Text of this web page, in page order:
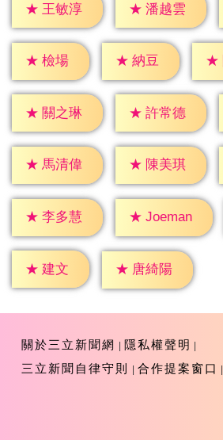
★ 王敏淳 ★ 潘越雲
★ 檢場 ★ 納豆 ★
★ 關之琳 ★ 許常德
★ 馬清偉 ★ 陳美琪
★ 李多慧 ★ Joeman
★ 建文 ★ 唐綺陽
關於三立新聞網
隱私權聲明
三立新聞自律守則
合作提案窗口